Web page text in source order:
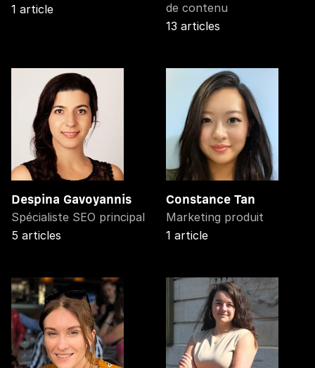
1 article
de contenu
13 articles
Despina Gavoyannis
Spécialiste SEO principal
5 articles
Constance Tan
Marketing produit
1 article